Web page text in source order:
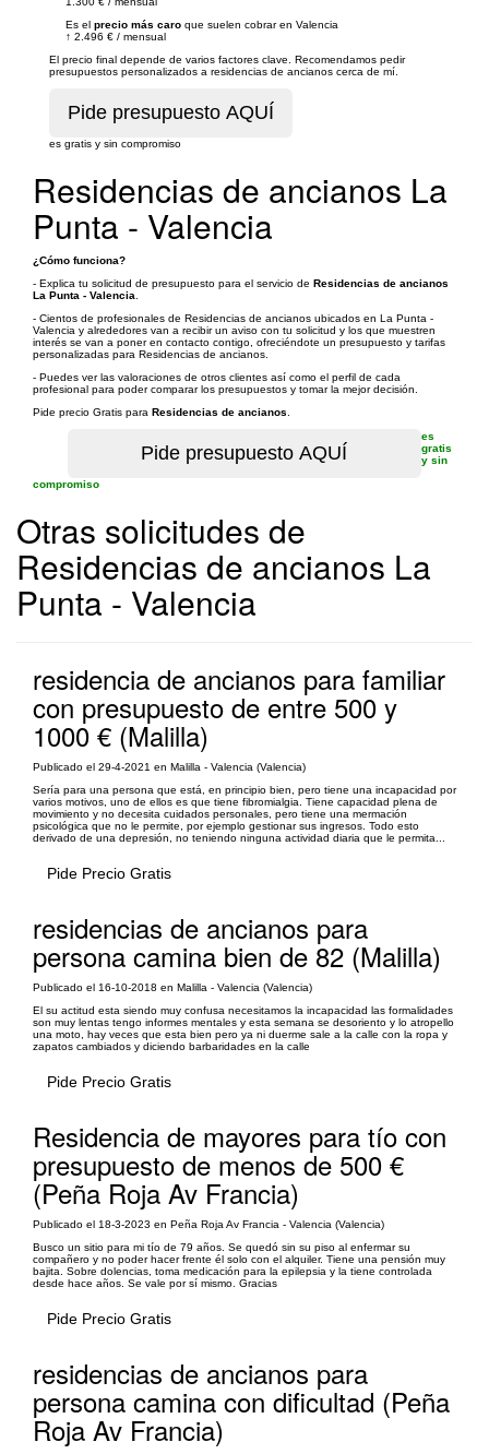
Es el precio más caro que suelen cobrar en Valencia
↑ 2.496 € / mensual
El precio final depende de varios factores clave. Recomendamos pedir
presupuestos personalizados a residencias de ancianos cerca de mí.
es gratis y sin compromiso
Residencias de ancianos La
Punta - Valencia
¿Cómo funciona?
- Explica tu solicitud de presupuesto para el servicio de Residencias de ancianos
La Punta - Valencia
- Cientos de profesionales de Residencias de ancianos ubicados en La Punta -
Valencia y alrededores van a recibir un aviso con tu solicitud y los que muestren
interés se van a poner en contacto contigo, ofreciéndote un presupuesto y tarifas
personalizadas para Residencias de ancianos.
- Puedes ver las valoraciones de otros clientes así como el perfil de cada
profesional para poder comparar los presupuestos y tomar la mejor decisión.
Pide precio Gratis para Residencias de ancianos
es
gratis
y sin
compromiso
Otras solicitudes de
Residencias de ancianos La
Punta - Valencia
residencia de ancianos para familiar
con presupuesto de entre 500 y
1000 € (Malilla)
Publicado el 29-4-2021 en Malilla - Valencia (Valencia)
Sería para una persona que está, en principio bien, pero tiene una incapacidad por
varios motivos, uno de ellos es que tiene fibromialgia. Tiene capacidad plena de
movimiento y no decesita cuidados personales, pero tiene una mermación
psicológica que no le permite, por ejemplo gestionar sus ingresos. Todo esto
derivado de una depresión, no teniendo ninguna actividad diaria que le permita...
Pide Precio Gratis
residencias de ancianos para
persona camina bien de 82 (Malilla)
Publicado el 16-10-2018 en Malilla - Valencia (Valencia)
El su actitud esta siendo muy confusa necesitamos la incapacidad las formalidades
son muy lentas tengo informes mentales y esta semana se desoriento y lo atropello
una moto, hay veces que esta bien pero ya ni duerme sale a la calle con la ropa y
zapatos cambiados y diciendo barbaridades en la calle
Pide Precio Gratis
Residencia de mayores para tío con
presupuesto de menos de 500 €
(Peña Roja Av Francia)
Publicado el 18-3-2023 en Peña Roja Av Francia - Valencia (Valencia)
Busco un sitio para mi tío de 79 años. Se quedó sin su piso al enfermar su
compañero y no poder hacer frente él solo con el alquiler. Tiene una pensión muy
bajita. Sobre dolencias, toma medicación para la epilepsia y la tiene controlada
desde hace años. Se vale por sí mismo. Gracias
Pide Precio Gratis
residencias de ancianos para
persona camina con dificultad (Peña
Roja Av Francia)